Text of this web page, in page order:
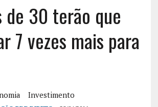
de 30 terão que
7 vezes mais para
Investimento